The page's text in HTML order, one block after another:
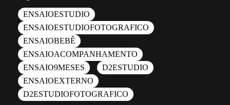
ENSAIOESTUDIO
ENSAIOESTUDIOFOTOGRAFICO
ENSAIOBEBÊ
ENSAIOACOMPANHAMENTO
ENSAIO9MESES
D2ESTUDIO
ENSAIOEXTERNO
D2ESTUDIOFOTOGRAFICO